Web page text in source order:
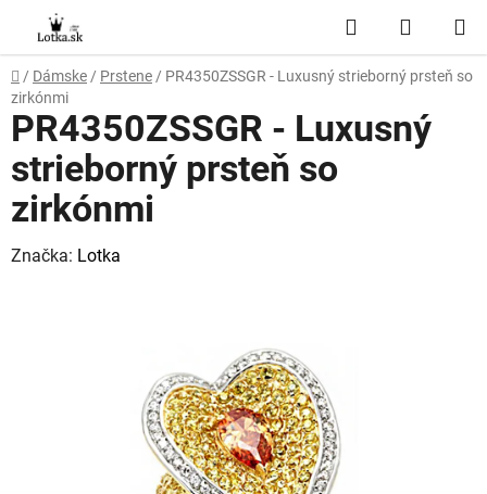
obsah
Hľadať
KOŠÍK
Domov
/ Dámske / Prstene / PR4350ZSSGR - Luxusný strieborný prsteň so
zirkónmi
PR4350ZSSGR - Luxusný
strieborný prsteň so
zirkónmi
Značka: Lotka